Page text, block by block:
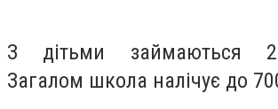
З дітьми займаються
Загалом школа налічує до